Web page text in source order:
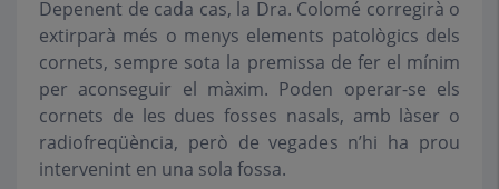
Depenent de cada cas, la Dra. Colomé corregirà o
extirparà més o menys elements patològics dels
cornets, sempre sota la premissa de fer el mínim
per aconseguir el màxim. Poden operar-se els
cornets de les dues fosses nasals, amb làser o
radiofreqüència, però de vegades n’hi ha prou
intervenint en una sola fossa.